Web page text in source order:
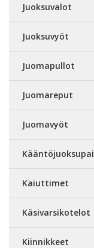
Juoksuvalot
Juoksuvyöt
Juomapullot
Juomareput
Juomavyöt
Kaiuttimet
Käsivarsikotelot
Kiinnikkeet